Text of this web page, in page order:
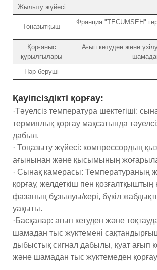
Жылыту жүйесі
Тоңазытқыш
Франция "TECUMSEH"
Қорғаныс
құрылғылары
Ағып кетуден және
Нәр беруші
Қауіпсіздікті қорғау:
·Тәуелсіз температура шектегіші:
термиялық қорғау мақсатында
дабыл.
· Тоңазыту жүйесі: компрессордың
ағынынан және қысымының
· Сынақ камерасы: Температураның
қорғау, желдеткіш пен қозғалтқыштың
фазаның бұзылуы/кері, бүкіл
уақыты.
·Басқалар: ағып кетуден және
шамадан тыс жүктемені
дыбыстық сигнал дабылы, қуат ағып
және шамадан тыс жүктемеден